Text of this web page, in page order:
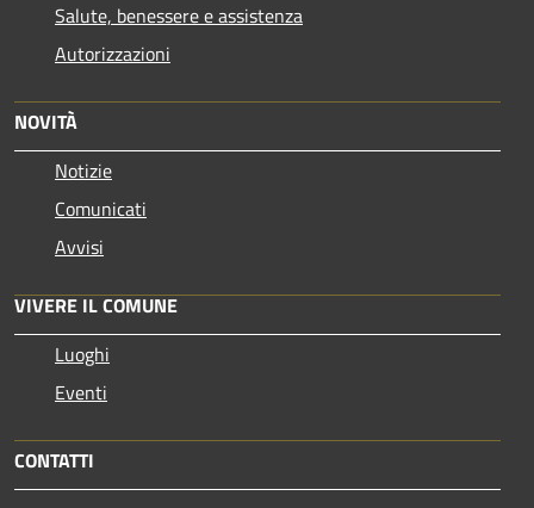
Salute, benessere e assistenza
Autorizzazioni
NOVITÀ
Notizie
Comunicati
Avvisi
VIVERE IL COMUNE
Luoghi
Eventi
CONTATTI